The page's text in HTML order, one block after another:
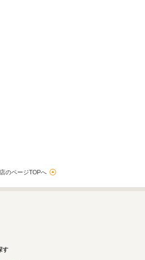
のページTOPへ
す